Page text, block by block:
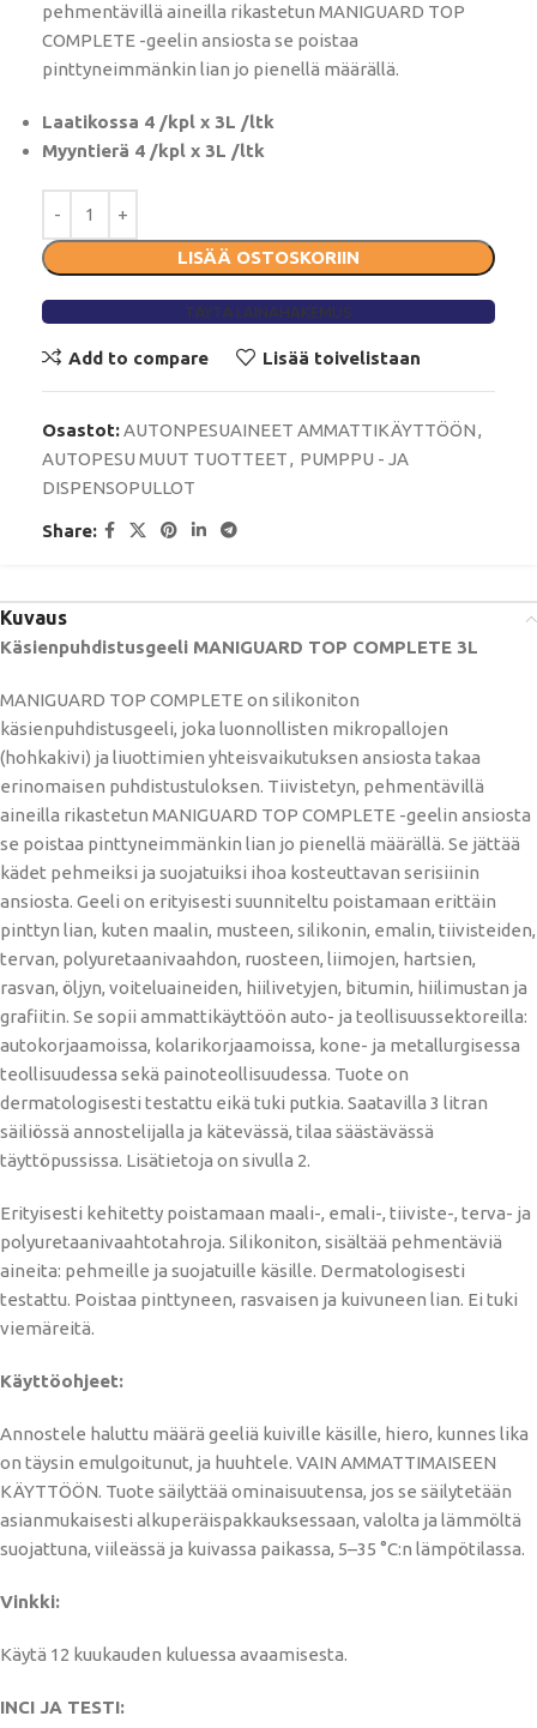
pehmentävillä aineilla rikastetun MANIGUARD TOP
COMPLETE -geelin ansiosta se poistaa
pinttyneimmänkin lian jo pienellä määrällä.
Laatikossa 4 /kpl x 3L /ltk
Myyntierä 4 /kpl x 3L /ltk
LISÄÄ OSTOSKORIIN
TÄYTÄ LAINAHAKEMUS
Add to compare Lisää toivelistaan
Osastot:AUTONPESUAINEET AMMATTIKÄYTTÖÖN,
AUTOPESU MUUT TUOTTEET, PUMPPU - JA
DISPENSOPULLOT
Share:
Kuvaus
Käsienpuhdistusgeeli MANIGUARD TOP COMPLETE 3L
MANIGUARD TOP COMPLETE on silikoniton
käsienpuhdistusgeeli, joka luonnollisten mikropallojen
(hohkakivi) ja liuottimien yhteisvaikutuksen ansiosta takaa
erinomaisen puhdistustuloksen. Tiivistetyn, pehmentävillä
aineilla rikastetun MANIGUARD TOP COMPLETE -geelin ansiosta
se poistaa pinttyneimmänkin lian jo pienellä määrällä. Se jättää
kädet pehmeiksi ja suojatuiksi ihoa kosteuttavan serisiinin
ansiosta. Geeli on erityisesti suunniteltu poistamaan erittäin
pinttyn lian, kuten maalin, musteen, silikonin, emalin, tiivisteiden,
tervan, polyuretaanivaahdon, ruosteen, liimojen, hartsien,
rasvan, öljyn, voiteluaineiden, hiilivetyjen, bitumin, hiilimustan ja
grafiitin. Se sopii ammattikäyttöön auto- ja teollisuussektoreilla:
autokorjaamoissa, kolarikorjaamoissa, kone- ja metallurgisessa
teollisuudessa sekä painoteollisuudessa. Tuote on
dermatologisesti testattu eikä tuki putkia. Saatavilla 3 litran
säiliössä annostelijalla ja kätevässä, tilaa säästävässä
täyttöpussissa. Lisätietoja on sivulla 2.
Erityisesti kehitetty poistamaan maali-, emali-, tiiviste-, terva- ja
polyuretaanivaahtotahroja. Silikoniton, sisältää pehmentäviä
aineita: pehmeille ja suojatuille käsille. Dermatologisesti
testattu. Poistaa pinttyneen, rasvaisen ja kuivuneen lian. Ei tuki
viemäreitä.
Käyttöohjeet:
Annostele haluttu määrä geeliä kuiville käsille, hiero, kunnes lika
on täysin emulgoitunut, ja huuhtele. VAIN AMMATTIMAISEEN
KÄYTTÖÖN. Tuote säilyttää ominaisuutensa, jos se säilytetään
asianmukaisesti alkuperäispakkauksessaan, valolta ja lämmöltä
suojattuna, viileässä ja kuivassa paikassa, 5–35 °C:n lämpötilassa.
Vinkki:
Käytä 12 kuukauden kuluessa avaamisesta.
INCI JA TESTI: